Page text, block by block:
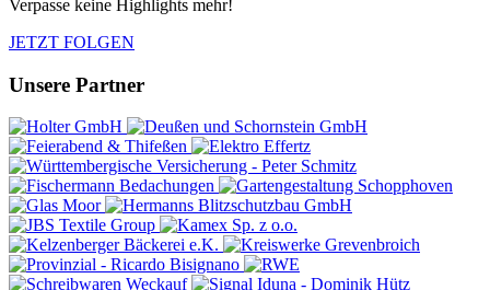
Verpasse keine Highlights mehr!
JETZT FOLGEN
Unsere Partner